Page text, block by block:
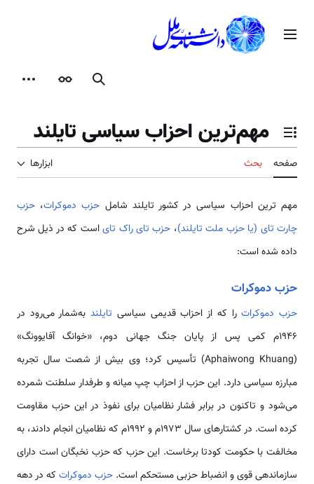
محتوامنوی اصلی
جستجوظاهر
تغییر وضعیت فهرست محتویات
مهم‌ترین احزاب سیاسی تایلند
صفحه بحث ابزارها
مهم ترین احزاب سیاسی در کشور تایلند شامل حزب دموکرات، حزب
چارت تای (یا حزب ملت تایلند)، حزب تای راک تایاست که در ذیل شرح
داده شده است:
حزب دموکرات
حزب دموکراترا که از احزاب قدیمی سیاسی تایلندبه‌شمار می‌رود در
۱۹۴۶م کمی پس از پایان جنگ جهانی دوم، «خوانگ آفایوونگ»
(Aphaiwong Khuang) تأسیس کرد؛ وی بیش از شصت سال تجربه
مبارزه سیاسی دارد. این حزب از احزاب چپ میانه و طرفدار سلطنت شمرده
می‌شود و تاکنون در برابر فشار نظامیان برای نفوذ در این حزب مقاومت
کرده است. در کشتارهای سال ۱۹۷۳م و ۱۹۹۲م که نظامیان انجام دادند، به
مخالفت با حکومت کودتا برخاست. این حزب که حزب نخبگان است دارای
سازماندهی قوی و انضباط حزبی مستحکم است. حزب دموکرات که در دهه